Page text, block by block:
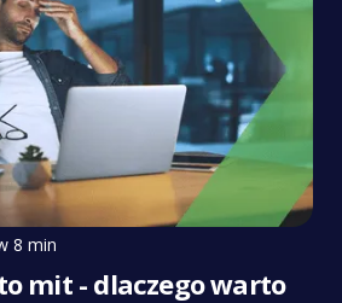
8 min
mit - dlaczego warto